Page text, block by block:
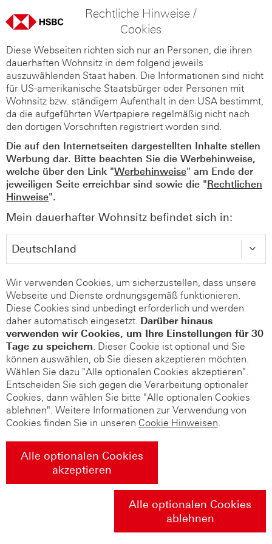
Rechtliche Hinweise /
Cookies
Diese Webseiten richten sich nur an Personen, die ihren
dauerhaften Wohnsitz in dem folgend jeweils
auszuwählenden Staat haben. Die Informationen sind nicht
für US-amerikanische Staatsbürger oder Personen mit
Wohnsitz bzw. ständigem Aufenthalt in den USA bestimmt,
da die aufgeführten Wertpapiere regelmäßig nicht nach
den dortigen Vorschriften registriert worden sind.
Die auf den Internetseiten dargestellten Inhalte stellen
Werbung dar. Bitte beachten Sie die Werbehinweise,
welche über den Link "Werbehinweise" am Ende der
jeweiligen Seite erreichbar sind sowie die "Rechtlichen
Hinweise".
Mein dauerhafter Wohnsitz befindet sich in:
Wir verwenden Cookies, um sicherzustellen, dass unsere
Webseite und Dienste ordnungsgemäß funktionieren.
Diese Cookies sind unbedingt erforderlich und werden
daher automatisch eingesetzt. Darüber hinaus
verwenden wir Cookies, um Ihre Einstellungen für 30
Tage zu speichern. Dieser Cookie ist optional und Sie
können auswählen, ob Sie diesen akzeptieren möchten.
Wählen Sie dazu "Alle optionalen Cookies akzeptieren".
Entscheiden Sie sich gegen die Verarbeitung optionaler
Cookies, dann wählen Sie bitte "Alle optionalen Cookies
ablehnen". Weitere Informationen zur Verwendung von
Cookies finden Sie in unseren Cookie Hinweisen.
Alle optionalen Cookies
akzeptieren
Alle optionalen Cookies
ablehnen